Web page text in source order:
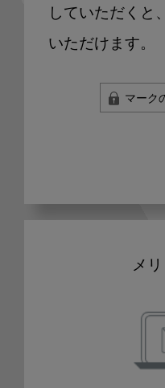
していただくと
いただけます。
マーク
メリ